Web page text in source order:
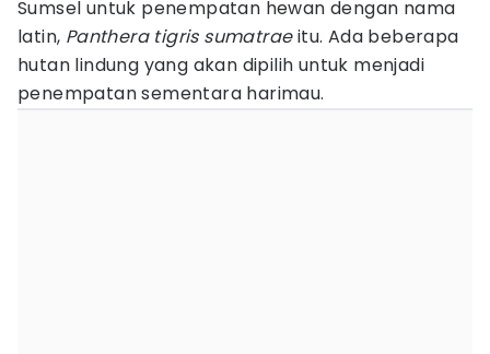
Sumsel untuk penempatan hewan dengan nama
latin, Panthera tigris sumatraeitu. Ada beberapa
hutan lindung yang akan dipilih untuk menjadi
penempatan sementara harimau.